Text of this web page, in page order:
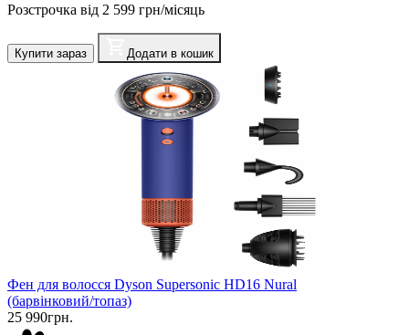
Розстрочка від 2 599 грн/місяць
Купити зараз Додати в кошик
Фен для волосся Dyson Supersonic HD16 Nural
(барвінковий/топаз)
25 990грн.